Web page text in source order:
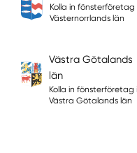
Kolla in fönsterföretag
Västernorrlands län
Västra Götalands
län
Kolla in fönsterföretag i
Västra Götalands län